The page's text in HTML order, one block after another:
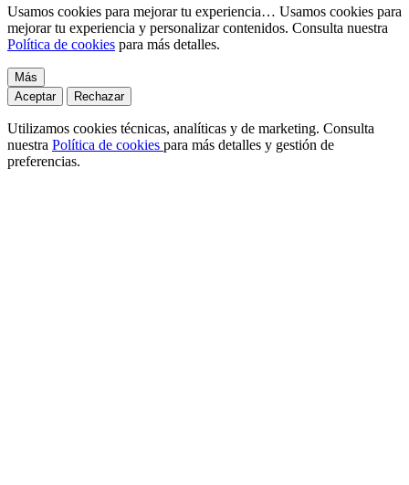
Usamos cookies para mejorar tu experiencia… Usamos cookies para
mejorar tu experiencia y personalizar contenidos. Consulta nuestra
Política de cookies para más detalles.
Más
Aceptar
Rechazar
Utilizamos cookies técnicas, analíticas y de marketing. Consulta
nuestra Política de cookies para más detalles y gestión de
preferencias.